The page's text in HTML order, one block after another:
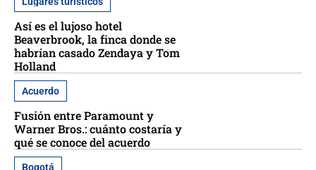
Así es el lujoso hotel
Beaverbrook, la finca donde se
habrían casado Zendaya y Tom
Holland
Acuerdo
Fusión entre Paramount y
Warner Bros.: cuánto costaría y
qué se conoce del acuerdo
Bogotá